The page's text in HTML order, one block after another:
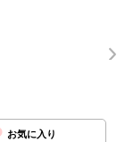
お気に入り